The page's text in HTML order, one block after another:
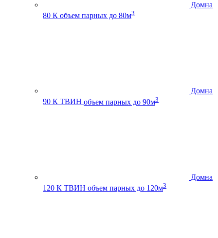
Домна
80 К объем парных до 80м3
Домна
90 К ТВИН объем парных до 90м3
Домна
120 К ТВИН объем парных до 120м3